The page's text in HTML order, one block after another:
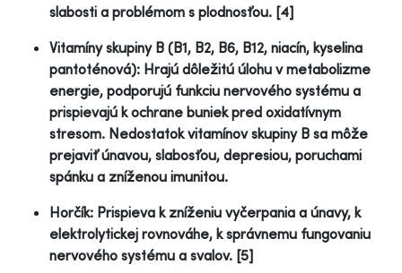
slabosti a problémom s plodnosťou. [4]
Vitamíny skupiny B (B1, B2, B6, B12, niacín, kyselina
pantoténová): Hrajú dôležitú úlohu v metabolizme
energie, podporujú funkciu nervového systému a
prispievajú k ochrane buniek pred oxidatívnym
stresom. Nedostatok vitamínov skupiny B sa môže
prejaviť únavou, slabosťou, depresiou, poruchami
spánku a zníženou imunitou.
Horčík: Prispieva k zníženiu vyčerpania a únavy, k
elektrolytickej rovnováhe, k správnemu fungovaniu
nervového systému a svalov. [5]